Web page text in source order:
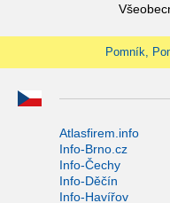
Pomník,
Atlasfirem.info
Info-Brno.cz
Info-Čechy
Info-Děčín
Info-Havířov